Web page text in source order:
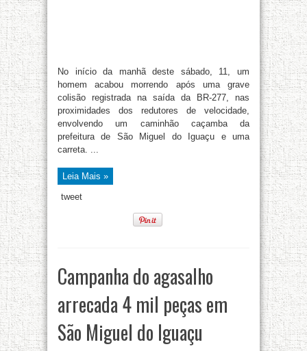
No início da manhã deste sábado, 11, um
homem acabou morrendo após uma grave
colisão registrada na saída da BR-277, nas
proximidades dos redutores de velocidade,
envolvendo um caminhão caçamba da
prefeitura de São Miguel do Iguaçu e uma
carreta. ...
Leia Mais »
tweet
Campanha do agasalho
arrecada 4 mil peças em
São Miguel do Iguaçu